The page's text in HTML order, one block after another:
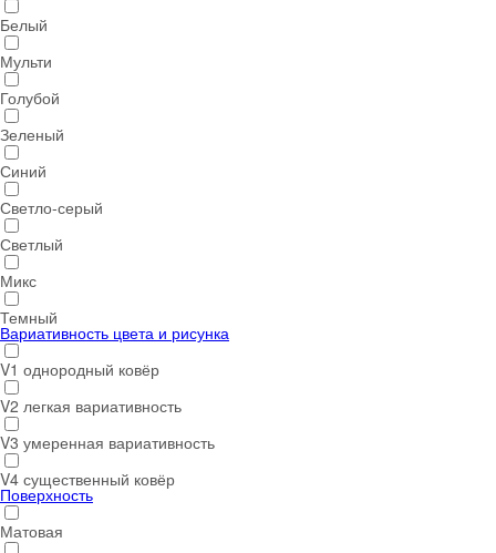
Белый
Мульти
Голубой
Зеленый
Синий
Светло-серый
Светлый
Микс
Темный
Вариативность цвета и рисунка
V1 однородный ковёр
V2 легкая вариативность
V3 умеренная вариативность
V4 существенный ковёр
Поверхность
Матовая